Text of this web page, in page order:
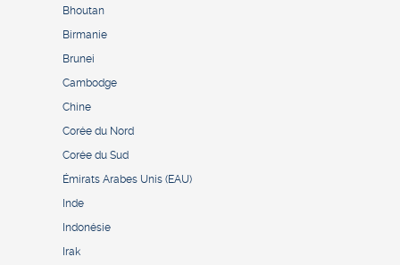
Bhoutan
Birmanie
Brunei
Cambodge
Chine
Corée du Nord
Corée du Sud
Émirats Arabes Unis (EAU)
Inde
Indonésie
Irak